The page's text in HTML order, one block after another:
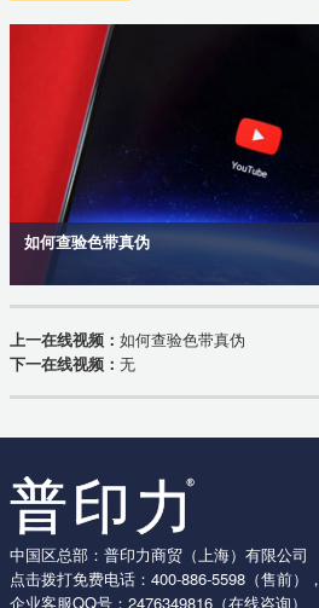
如何查验色带真伪
上一在线视频： 如何查验色带真伪
下一在线视频： 无
中国区总部：普印力商贸（上海）有限公司
点击拨打免费电话： 400-886-5598 （售前），
企业客服QQ号： 2476349816 （在线咨询）